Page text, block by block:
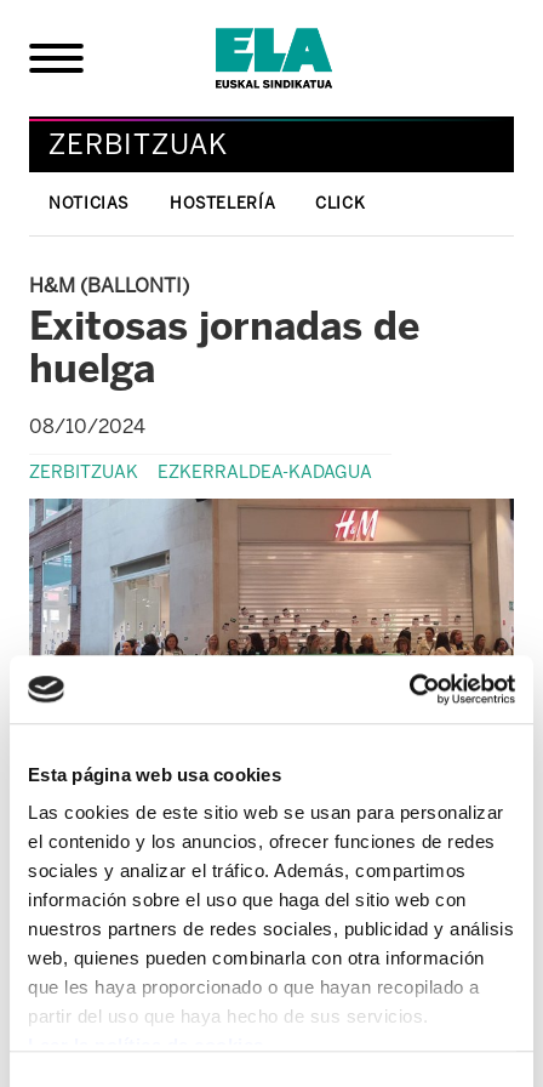
Esta página web usa cookies
Las cookies de este sitio web se usan para personalizar
el contenido y los anuncios, ofrecer funciones de redes
sociales y analizar el tráfico. Además, compartimos
información sobre el uso que haga del sitio web con
nuestros partners de redes sociales, publicidad y análisis
web, quienes pueden combinarla con otra información
que les haya proporcionado o que hayan recopilado a
partir del uso que haya hecho de sus servicios.
ZERBITZUAK
NOTICIAS HOSTELERÍA CLICK
H&M (BALLONTI)
Exitosas jornadas de
huelga
08/10/2024
ZERBITZUAK EZKERRALDEA-KADAGUA
El 4 y 5 de octubre las trabajadoras de
H&M realizaron su cuarta jornada de
huelga en contra del cierre de la tienda del
Centro Comercial Ballonti, en Portugalete.
Cada vez son más las trabajadoras que
secundan las huelgas en apoyo a las
compañeras afectadas.